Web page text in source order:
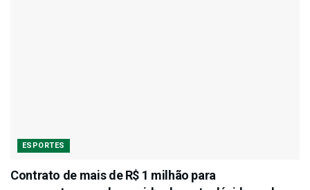
ESPORTES
Contrato de mais de R$ 1 milhão para